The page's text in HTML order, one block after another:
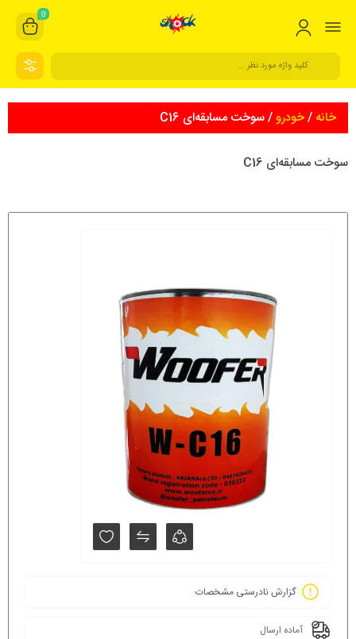
0
خانه /خودرو/ سوخت مسابقه‌ای C16
سوخت مسابقه‌ای C16
گزارش نادرستی مشخصات
آماده ارسال